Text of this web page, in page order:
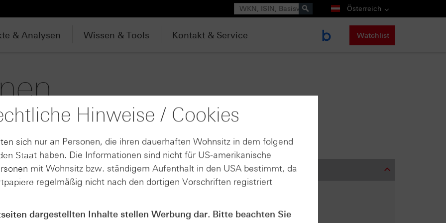
Suche Österreich
& Analysen Wissen & Tools Kontakt & Service Watchlist
der aktuellen Lage an den nationalen und internationalen
von Knock-out-Produkten bietet HSBC immer ein
Produktart
Open End-Turbo-Optionsscheine (175)
Hinweise / Cookies
sich nur an Personen, die ihren dauerhaften Wohnsitz in dem folgend
Staat haben. Die Informationen sind nicht für US-amerikanische
mit Wohnsitz bzw. ständigem Aufenthalt in den USA bestimmt, da
regelmäßig nicht nach den dortigen Vorschriften registriert
dargestellten Inhalte stellen Werbung dar. Bitte beachten Sie